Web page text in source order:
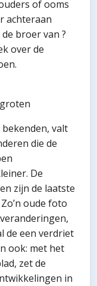
of ooms
achteraan
broer van ?
over de
valt
die de
De
zijn de laatste
oude foto
de een verdriet
ook: met het
zet de
in